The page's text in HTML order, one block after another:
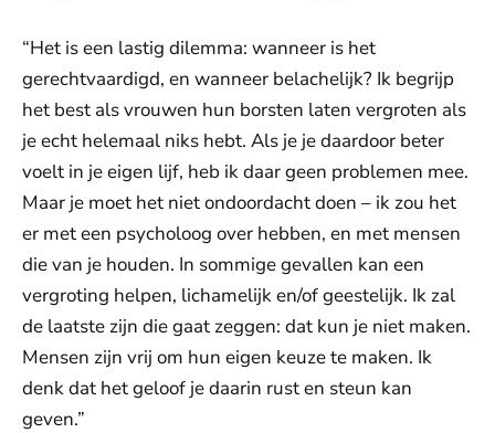
“Het is een lastig dilemma: wanneer is het
gerechtvaardigd, en wanneer belachelijk? Ik begrijp
het best als vrouwen hun borsten laten vergroten als
je echt helemaal niks hebt. Als je je daardoor beter
voelt in je eigen lijf, heb ik daar geen problemen mee.
Maar je moet het niet ondoordacht doen – ik zou het
er met een psycholoog over hebben, en met mensen
die van je houden. In sommige gevallen kan een
vergroting helpen, lichamelijk en/of geestelijk. Ik zal
de laatste zijn die gaat zeggen: dat kun je niet maken.
Mensen zijn vrij om hun eigen keuze te maken. Ik
denk dat het geloof je daarin rust en steun kan
geven.”